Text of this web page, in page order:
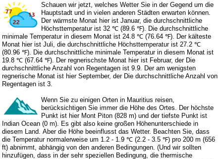
Schauen wir jetzt, welches Wetter Sie in der Gegend um die
Hauptstadt und in vielen anderen Städten erwarten können.
Der wärmste Monat hier ist Januar, die durchschnittliche
Höchsttemperatur ist 32 ℃ (89.6 ℉). Die durchschnittliche
minimale Temperatur in diesem Monat ist 24.8 ℃ (76.64 ℉). Der kälteste
Monat hier ist Juli, die durchschnittliche Höchsttemperatur ist 27.2 ℃
(80.96 ℉). Die durchschnittliche minimale Temperatur in diesem Monat ist
19.8 ℃ (67.64 ℉). Der regnerischste Monat hier ist Februar, der Die
durchschnittliche Anzahl von Regentagen ist 9.9. Der am wenigsten
regnerische Monat ist hier September, der Die durchschnittliche Anzahl von
Regentagen ist 3.
Wenn Sie zu einigen Orten in Mauritius reisen,
berücksichtigen Sie immer die Höhe des Ortes. Der höchste
Punkt ist hier Mont Piton (828 m) und der tiefste Punkt ist
Indian Ocean (0 m). Es gibt also keine großen Höhenunterschiede in
diesem Land. Aber die Höhe beeinflusst das Wetter. Beachten Sie, dass
die Temperatur normalerweise um 1.2 - 1.9 ℃ (2.2 - 3.5 ℉) pro 200 m (656
ft) abnimmt, abhängig von den anderen Bedingungen. (Und wir sollten
hinzufügen, dass in der sehr speziellen Bedingung, die thermische